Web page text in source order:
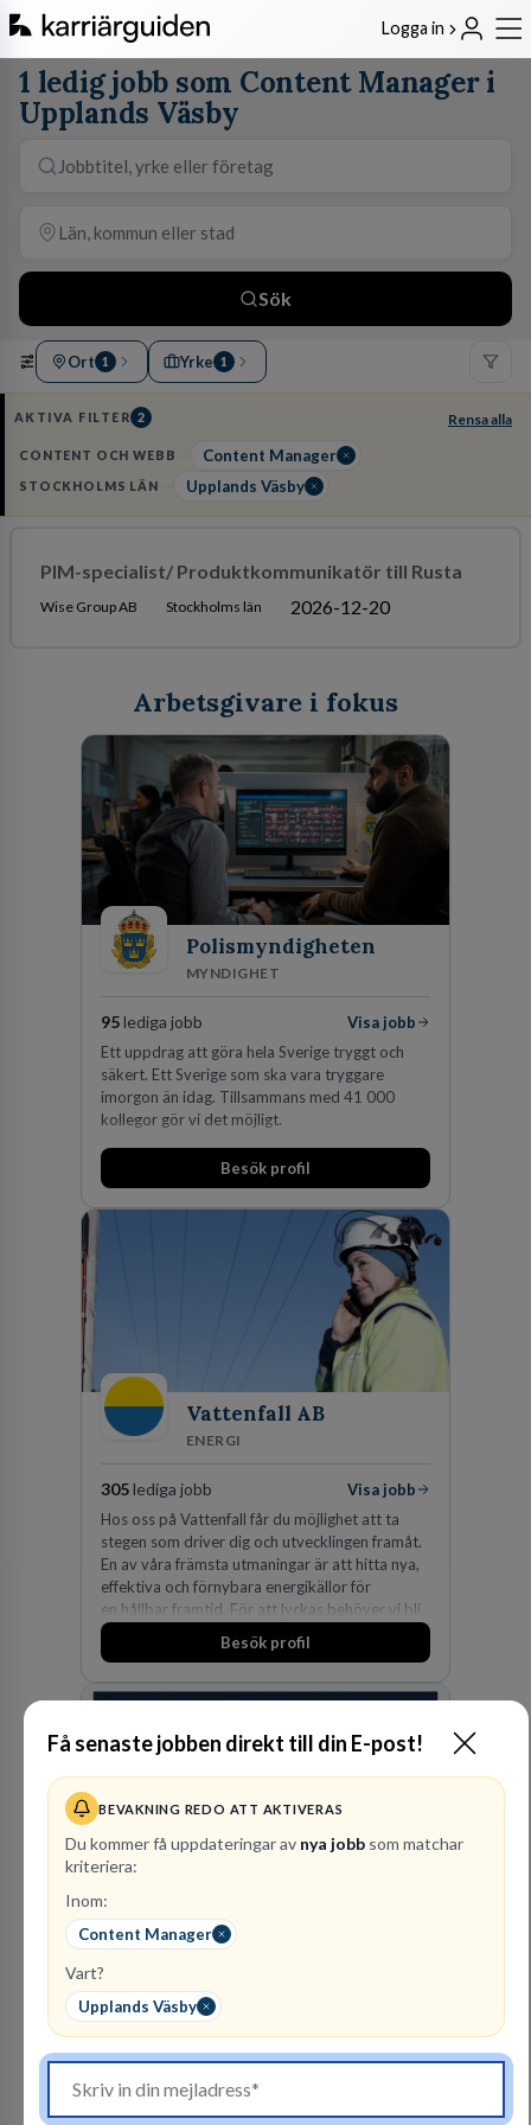
Logga in
Få senaste jobben direkt till din E-post!
BEVAKNING REDO ATT AKTIVERAS
Du kommer få uppdateringar av nya jobb som matchar
kriteriera:
Inom:
Content Manager
Vart?
Upplands Väsby
1 ledig jobb som Content Manager i
Upplands Väsby
Sök
Ort 1 Yrke 1
AKTIVA FILTER 2 Rensa alla
CONTENT OCH WEBB Content Manager
STOCKHOLMS LÄN Upplands Väsby
PIM-specialist/ Produktkommunikatör till Rusta
Wise Group AB Stockholms län 2026-12-20
Arbetsgivare i fokus
Polismyndigheten
MYNDIGHET
95lediga jobb
Visa jobb
Ett uppdrag att göra hela Sverige tryggt och
säkert. Ett Sverige som ska vara tryggare
imorgon än idag. Tillsammans med 41 000
kollegor gör vi det möjligt.
Besök profil
Vattenfall AB
ENERGI
305lediga jobb
Visa jobb
Hos oss på Vattenfall får du möjlighet att ta
stegen som driver dig och utvecklingen framåt.
En av våra främsta utmaningar är att hitta nya,
effektiva och förnybara energikällor för
en hållbar framtid. För att lyckas behöver vi bli
fler medarbetare som vill göra skillnad.
Besök profil
Piper Sweden KB
ADVOKATBYRÅER
1lediga jobb
advokatbyråer med kontor i över 40 länder i
och Oceanien. Vi är specialister inom
Besök profil